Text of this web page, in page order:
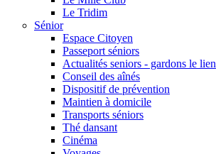
Le Tridim
Sénior
Espace Citoyen
Passeport séniors
Actualités seniors - gardons le lien
Conseil des aînés
Dispositif de prévention
Maintien à domicile
Transports séniors
Thé dansant
Cinéma